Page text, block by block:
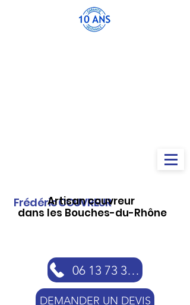
Frédéric COUVREUR
Artisan couvreur
dans les Bouches-du-Rhône
06 13 73 30 46
DEMANDER UN DEVIS